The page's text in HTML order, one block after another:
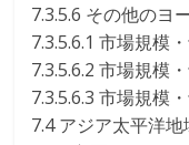
7.3.5.6 その他のヨ
7.3.5.6.1 市場規模
7.3.5.6.2 市場規模
7.3.5.6.3 市場規模
7.4 アジア太平洋地